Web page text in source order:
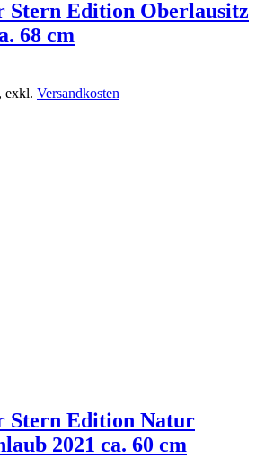
Stern Edition Oberlausitz
68 cm
, exkl. Versandkosten
Stern Edition Natur
2021 ca. 60 cm